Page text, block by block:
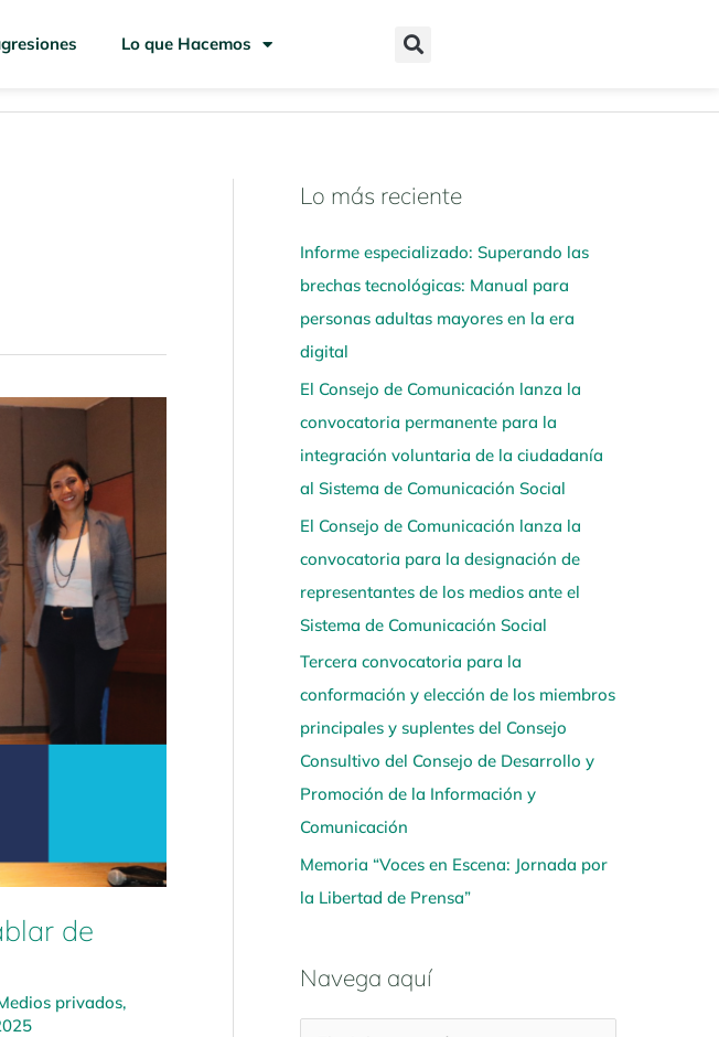
Lo que Hacemos
de
privados,
Lo más reciente
Informe especializado: Superando las
brechas tecnológicas: Manual para
personas adultas mayores en la era
digital
El Consejo de Comunicación lanza la
convocatoria permanente para la
integración voluntaria de la ciudadanía
al Sistema de Comunicación Social
El Consejo de Comunicación lanza la
convocatoria para la designación de
representantes de los medios ante el
Sistema de Comunicación Social
Tercera convocatoria para la
conformación y elección de los miembros
principales y suplentes del Consejo
Consultivo del Consejo de Desarrollo y
Promoción de la Información y
Comunicación
Memoria “Voces en Escena: Jornada por
la Libertad de Prensa”
Navega aquí
N
v
e
g
a
a
q
u
í